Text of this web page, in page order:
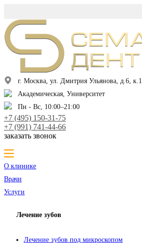
г. Москва, ул. Дмитрия Ульянова, д.6, к.1
Академическая, Университет
Пн - Вс, 10:00–21:00
+7 (495) 150-31-75
+7 (991) 741-44-66
заказать звонок
О клинике
Врачи
Услуги
Лечение зубов
Лечение зубов под микроскопом